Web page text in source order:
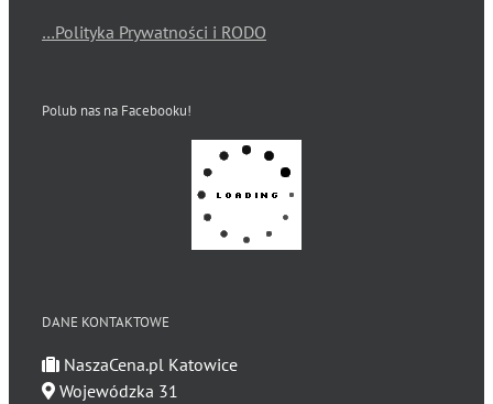
…Polityka Prywatności i RODO
Polub nas na Facebooku!
DANE KONTAKTOWE
NaszaCena.pl Katowice
Wojewódzka 31